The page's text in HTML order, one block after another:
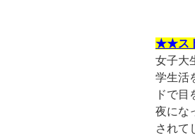
★★ス
女子大
学生活
ドで目
夜にな
されて